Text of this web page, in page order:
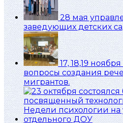
28 мая
заведующих детских
17, 18,19
вопросы создания
мигрантов.